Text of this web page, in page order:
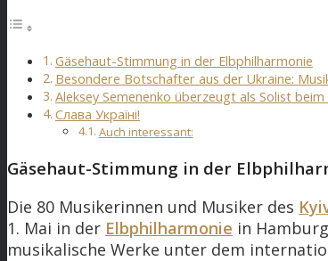
Gäsehaut-Stimmung in der Elbphilharmonie
Besondere Botschafter aus der Ukraine:
Aleksey Semenenko überzeugt als Solist
Слава Україні!
Auch interessant:
Gäsehaut-Stimmung in der
Die 80 Musikerinnen und Musiker des
1. Mai in der Elbphilharmonie in
musikalische Werke unter dem